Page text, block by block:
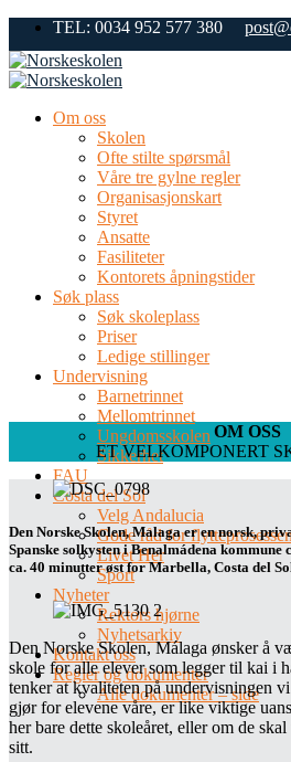
Skip
content
TEL: 0034 952 577 380
Om oss
Skolen
Ofte stilte spørsmål
Våre tre gylne regler
Organisasjonskart
Styret
Ansatte
Fasiliteter
Kontorets åpningstider
Søk plass
Søk skoleplass
Priser
Ledige stillinger
Undervisning
Barnetrinnet
Mellomtrinnet
Ungdomsskolen
Sikkerhet
FAU
Costa del Sol
Velg Andalucia
Gode råd for
Livet Her
Sport
Nyheter
Rektors hjørne
Nyhetsarkiv
Kontakt oss
Regler og dokumenter
Alle dokumenter – side
OM OSS
ET VELKOMPONERT
Den Norske Skolen, Malaga er en norsk,
Spanske solkysten i Benalmádena
ca. 40 minutter øst for Marbella, Costa del
Den Norske Skolen, Málaga ønsker å
skole for alle elever som legger til kai i
tenker at kvaliteten på undervisningen
gjør for elevene våre, er like viktige
her bare dette skoleåret, eller om de
sitt.